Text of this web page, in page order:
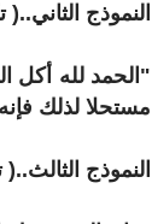
النموذج
"الحمد لله أكل
مستحلا لذلك
النموذج